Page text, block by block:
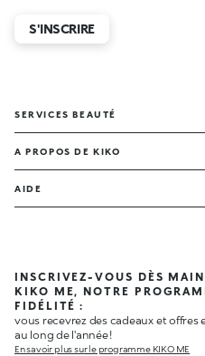
S'INSCRIRE
SERVICES BEAUTÉ
A PROPOS DE KIKO
AIDE
INSCRIVEZ-VOUS DÈS
KIKO ME, NOTRE
FIDÉLITÉ :
vous recevrez des cadeaux et offres
au long de l'année !
En savoir plus sur le programme KIKO ME